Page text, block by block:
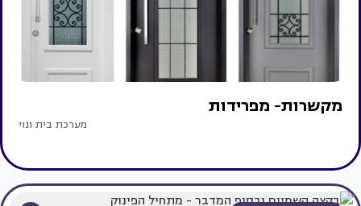
מקשרות- מפרידות
מערכת בית ונוי